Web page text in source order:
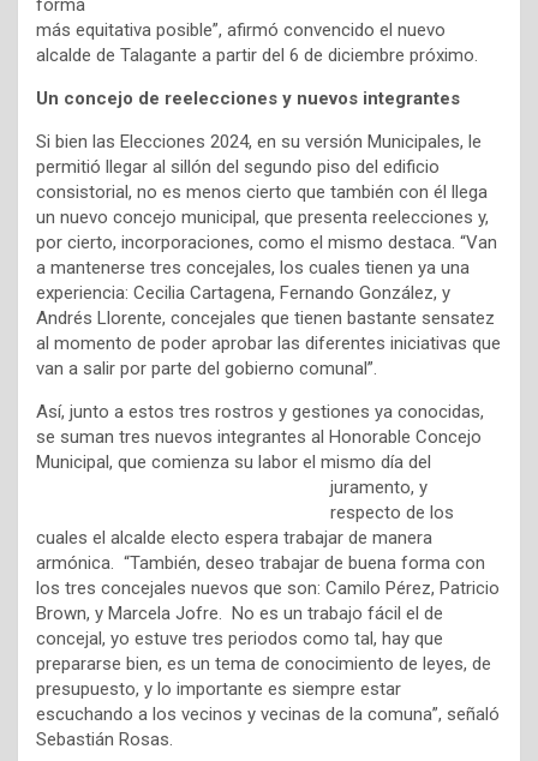
forma
más equitativa posible”, afirmó convencido el nuevo
alcalde de Talagante a partir del 6 de diciembre próximo.
Un concejo de reelecciones y nuevos integrantes
Si bien las Elecciones 2024, en su versión Municipales, le
permitió llegar al sillón del segundo piso del edificio
consistorial, no es menos cierto que también con él llega
un nuevo concejo municipal, que presenta reelecciones y,
por cierto, incorporaciones, como el mismo destaca. “Van
a mantenerse tres concejales, los cuales tienen ya una
experiencia: Cecilia Cartagena, Fernando González, y
Andrés Llorente, concejales que tienen bastante sensatez
al momento de poder aprobar las diferentes iniciativas que
van a salir por parte del gobierno comunal”.
Así, junto a estos tres rostros y gestiones ya conocidas,
se suman tres nuevos integrantes al Honorable Concejo
Municipal, que comienza su labor el mismo día del
juramento, y
respecto de los
cuales el alcalde electo espera trabajar de manera
armónica. “También, deseo trabajar de buena forma con
los tres concejales nuevos que son: Camilo Pérez, Patricio
Brown, y Marcela Jofre. No es un trabajo fácil el de
concejal, yo estuve tres periodos como tal, hay que
prepararse bien, es un tema de conocimiento de leyes, de
presupuesto, y lo importante es siempre estar
escuchando a los vecinos y vecinas de la comuna”, señaló
Sebastián Rosas.